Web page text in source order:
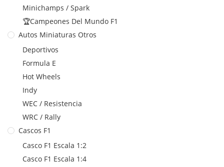
Minichamps / Spark
🏆Campeones Del Mundo F1
Autos Miniaturas Otros
Deportivos
Formula E
Hot Wheels
Indy
WEC / Resistencia
WRC / Rally
Cascos F1
Casco F1 Escala 1:2
Casco F1 Escala 1:4